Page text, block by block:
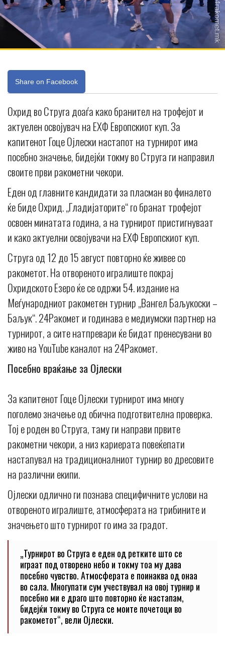
Share on Facebook
Охрид во Струга доаѓа како бранител на трофејот и
актуелен освојувач на ЕХФ Европскиот куп. За
капитенот Гоце Ојлески настапот на турнирот има
посебно значење, бидејќи токму во Струга ги направил
своите први ракометни чекори.
Еден од главните кандидати за пласман во финалето
ќе биде Охрид. „Гладијаторите“ го бранат трофејот
освоен минатата година, а на турнирот пристигнуваат
и како актуелни освојувачи на ЕХФ Европскиот куп.
Струга од 12 до 15 август повторно ќе живее со
ракометот. На отвореното игралиште покрај
Охридското Езеро ќе се одржи 54. издание на
Меѓународниот ракометен турнир „Вангел Баљукоски –
Баљук“. 24Ракомет и годинава е медиумски партнер на
турнирот, а сите натпревари ќе бидат пренесувани во
живо на YouTube каналот на 24Ракомет.
Посебно враќање за Ојлески
За капитенот Гоце Ојлески турнирот има многу
поголемо значење од обична подготвителна проверка.
Тој е роден во Струга, таму ги направи првите
ракометни чекори, а низ кариерата повеќепати
настапувал на традиционалниот турнир во дресовите
на различни екипи.
Ојлески одлично ги познава специфичните услови на
отвореното игралиште, атмосферата на трибините и
значењето што турнирот го има за градот.
„Турнирот во Струга е еден од ретките што се
играат под отворено небо и токму тоа му дава
посебно чувство. Атмосферата е поинаква од онаа
во сала. Многупати сум учествувал на овој турнир и
посебно ми е драго што повторно ќе настапам,
бидејќи токму во Струга се моите почетоци во
ракометот“, вели Ојлески.